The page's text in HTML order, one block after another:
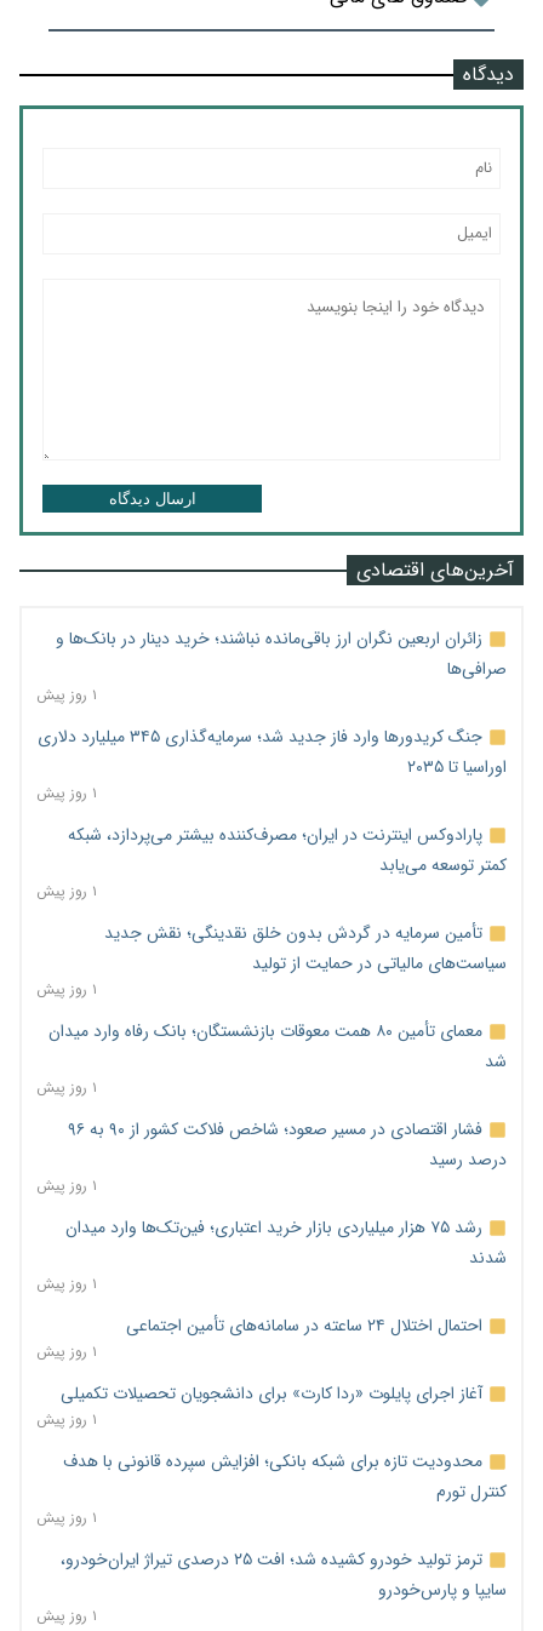
دیدگاه
ارسال دیدگاه
آخرین‌های اقتصادی
زائران اربعین نگران ارز باقی‌مانده نباشند؛ خرید دینار در بانک‌ها و
صرافی‌ها
۱ روز پیش
جنگ کریدورها وارد فاز جدید شد؛ سرمایه‌گذاری ۳۴۵ میلیارد دلاری
اوراسیا تا ۲۰۳۵
۱ روز پیش
پارادوکس اینترنت در ایران؛ مصرف‌کننده بیشتر می‌پردازد، شبکه
کمتر توسعه می‌یابد
۱ روز پیش
تأمین سرمایه در گردش بدون خلق نقدینگی؛ نقش جدید
سیاست‌های مالیاتی در حمایت از تولید
۱ روز پیش
معمای تأمین ۸۰ همت معوقات بازنشستگان؛ بانک رفاه وارد میدان
شد
۱ روز پیش
فشار اقتصادی در مسیر صعود؛ شاخص فلاکت کشور از ۹۰ به ۹۶
درصد رسید
۱ روز پیش
رشد ۷۵ هزار میلیاردی بازار خرید اعتباری؛ فین‌تک‌ها وارد میدان
شدند
۱ روز پیش
احتمال اختلال ۲۴ ساعته در سامانه‌های تأمین اجتماعی
۱ روز پیش
آغاز اجرای پایلوت «ردا کارت» برای دانشجویان تحصیلات تکمیلی
۱ روز پیش
محدودیت تازه برای شبکه بانکی؛ افزایش سپرده قانونی با هدف
کنترل تورم
۱ روز پیش
ترمز تولید خودرو کشیده شد؛ افت ۲۵ درصدی تیراژ ایران‌خودرو،
سایپا و پارس‌خودرو
۱ روز پیش